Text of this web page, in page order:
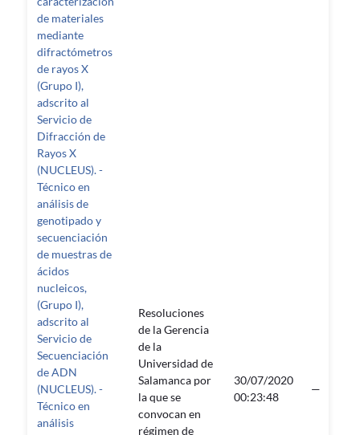
de materiales
mediante
difractómetros
de rayos X
(Grupo I),
adscrito al
Servicio de
Difracción de
Rayos X
(NUCLEUS). -
Técnico en
análisis de
genotipado y
secuenciación
de muestras de
ácidos
nucleicos,
(Grupo I),
adscrito al
Servicio de
Secuenciación
de ADN
(NUCLEUS). -
Técnico en
análisis
Resoluciones
de la Gerencia
de la
Universidad de
Salamanca por
la que se
convocan en
régimen de
30/07/2020
00:23:48
—